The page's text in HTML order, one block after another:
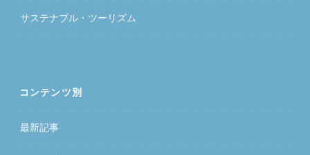
サステナブル・ツーリズム
コンテンツ別
最新記事